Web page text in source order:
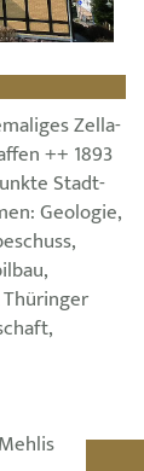
Zella-
++ 1893
Stadt-
Geologie,